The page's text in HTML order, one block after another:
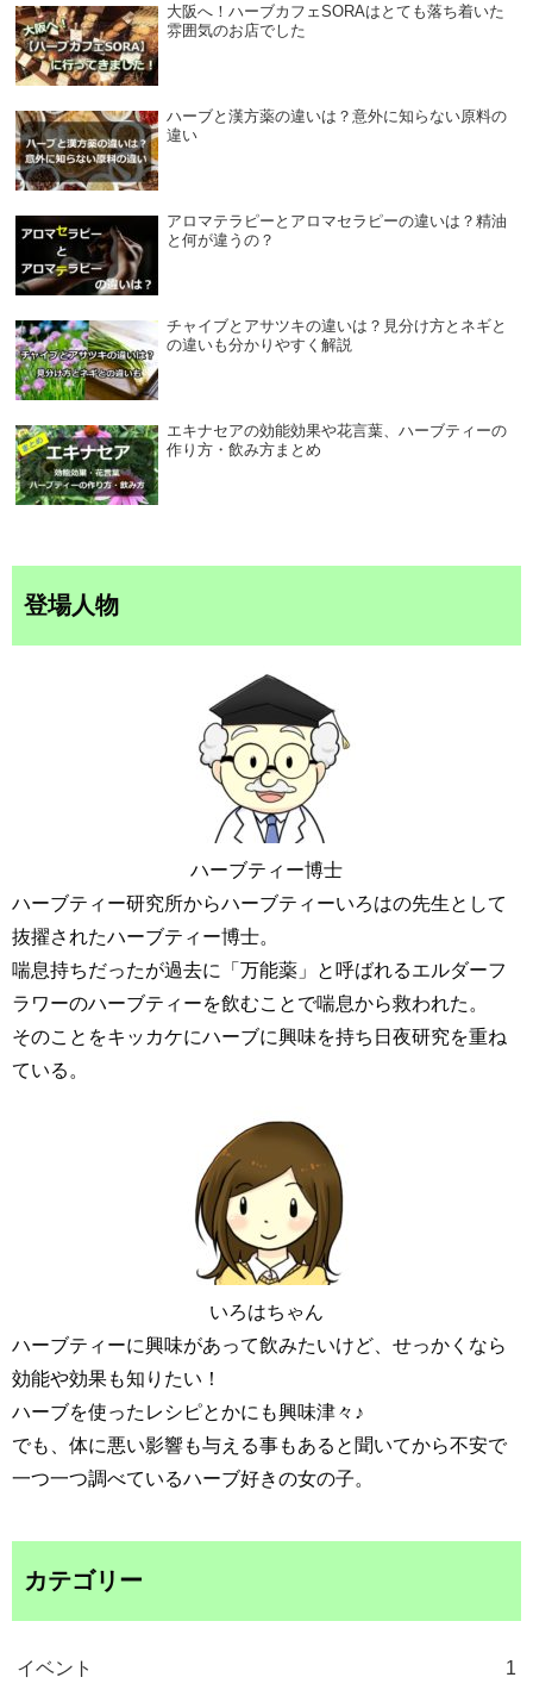
大阪へ！ハーブカフェSORAはとても落ち着いた
雰囲気のお店でした
ハーブと漢方薬の違いは？意外に知らない原料の
違い
アロマテラピーとアロマセラピーの違いは？精油
と何が違うの？
チャイブとアサツキの違いは？見分け方とネギと
の違いも分かりやすく解説
エキナセアの効能効果や花言葉、ハーブティーの
作り方・飲み方まとめ
登場人物
ハーブティー博士
ハーブティー研究所からハーブティーいろはの先生として
抜擢されたハーブティー博士。
喘息持ちだったが過去に「万能薬」と呼ばれるエルダーフ
ラワーのハーブティーを飲むことで喘息から救われた。
そのことをキッカケにハーブに興味を持ち日夜研究を重ね
ている。
いろはちゃん
ハーブティーに興味があって飲みたいけど、せっかくなら
効能や効果も知りたい！
ハーブを使ったレシピとかにも興味津々♪
でも、体に悪い影響も与える事もあると聞いてから不安で
一つ一つ調べているハーブ好きの女の子。
カテゴリー
イベント 1